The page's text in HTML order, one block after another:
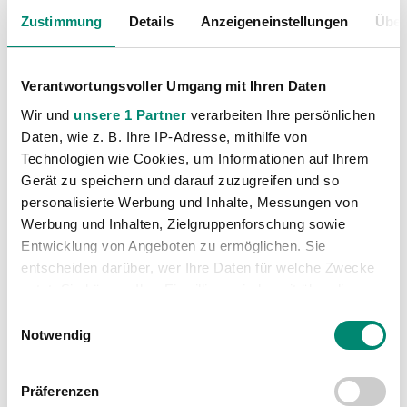
Zustimmung Details Anzeigeneinstellungen
Verantwortungsvoller Umgang mit Ihren Daten
Wir und unsere 1 Partner verarbeiten Ihre persönlichen
Daten, wie z. B. Ihre IP-Adresse, mithilfe von
Technologien wie Cookies, um Informationen auf Ihrem
Gerät zu speichern und darauf zuzugreifen und so
personalisierte Werbung und Inhalte, Messungen von
Werbung und Inhalten, Zielgruppenforschung sowie
Entwicklung von Angeboten zu ermöglichen. Sie
entscheiden darüber, wer Ihre Daten für welche Zwecke
nutzt. Sie können Ihre Einwilligung jederzeit über die
Trigger Symbol ändern oder widerrufen
Erfahren Sie mehr darüber, wie Ihre persönlichen Daten
verarbeitet werden, und legen Sie Ihre Präferenzen im
Notwendig
Präferenzen
(2867)
VORIGER NEWSEINTRAG
Thomas Murg Man of the Match
NÄCHSTER NEWSEINTRAG
Weiße Weste gegen Wiener Neustadt behalten
WEITERE NEWS